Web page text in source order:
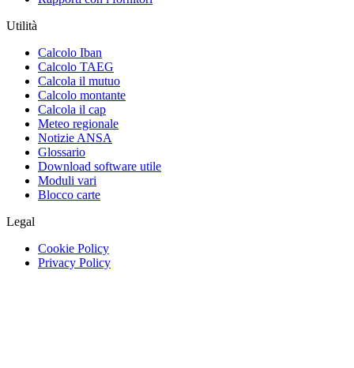
Utilità
Calcolo Iban
Calcolo TAEG
Calcola il mutuo
Calcolo montante
Calcola il cap
Meteo regionale
Notizie ANSA
Glossario
Download software utile
Moduli vari
Blocco carte
Legal
Cookie Policy
Privacy Policy